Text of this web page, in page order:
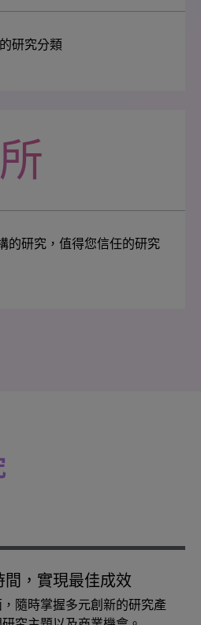
研究分類
的研究，值得您信任的研究
，實現最佳成效
隨時掌握多元創新的研究產